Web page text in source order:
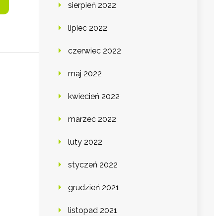
sierpień 2022
lipiec 2022
czerwiec 2022
maj 2022
kwiecień 2022
marzec 2022
luty 2022
styczeń 2022
grudzień 2021
listopad 2021